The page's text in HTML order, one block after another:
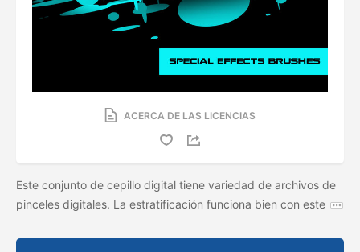
ACERCA DE LAS LICENCIAS
Este conjunto de cepillo digital tiene variedad de archivos de
pinceles digitales. La estratificación funciona bien con este